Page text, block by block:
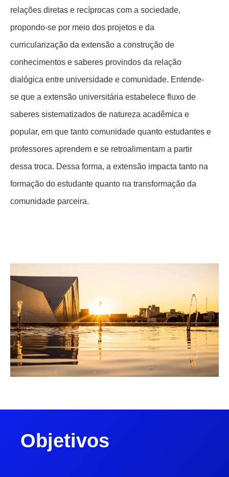
relações diretas e recíprocas com a sociedade,
propondo-se por meio dos projetos e da
curricularização da extensão a construção de
conhecimentos e saberes provindos da relação
dialógica entre universidade e comunidade. Entende-
se que a extensão universitária estabelece fluxo de
saberes sistematizados de natureza acadêmica e
popular, em que tanto comunidade quanto estudantes e
professores aprendem e se retroalimentam a partir
dessa troca. Dessa forma, a extensão impacta tanto na
formação do estudante quanto na transformação da
comunidade parceira.
Objetivos